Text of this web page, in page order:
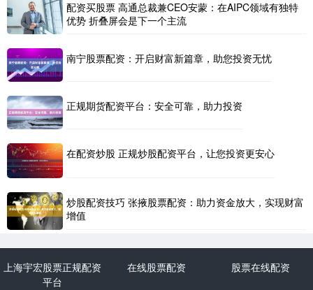
配资买股票 高通总裁兼CEO安蒙：在AIPC领域有独特
优势 折叠屏会是下一个主流
南宁股票配资：开启财富新篇章，助您投资无忧
正规期货配资平台：安全可靠，助力投资
在配资炒股 正规炒股配资平台，让您投资更安心
炒股配资技巧 张掖股票配资：助力资金放大，实现财富
增值
上海宇宏股票正规配资
平台
在线股票配资 股票在线配资